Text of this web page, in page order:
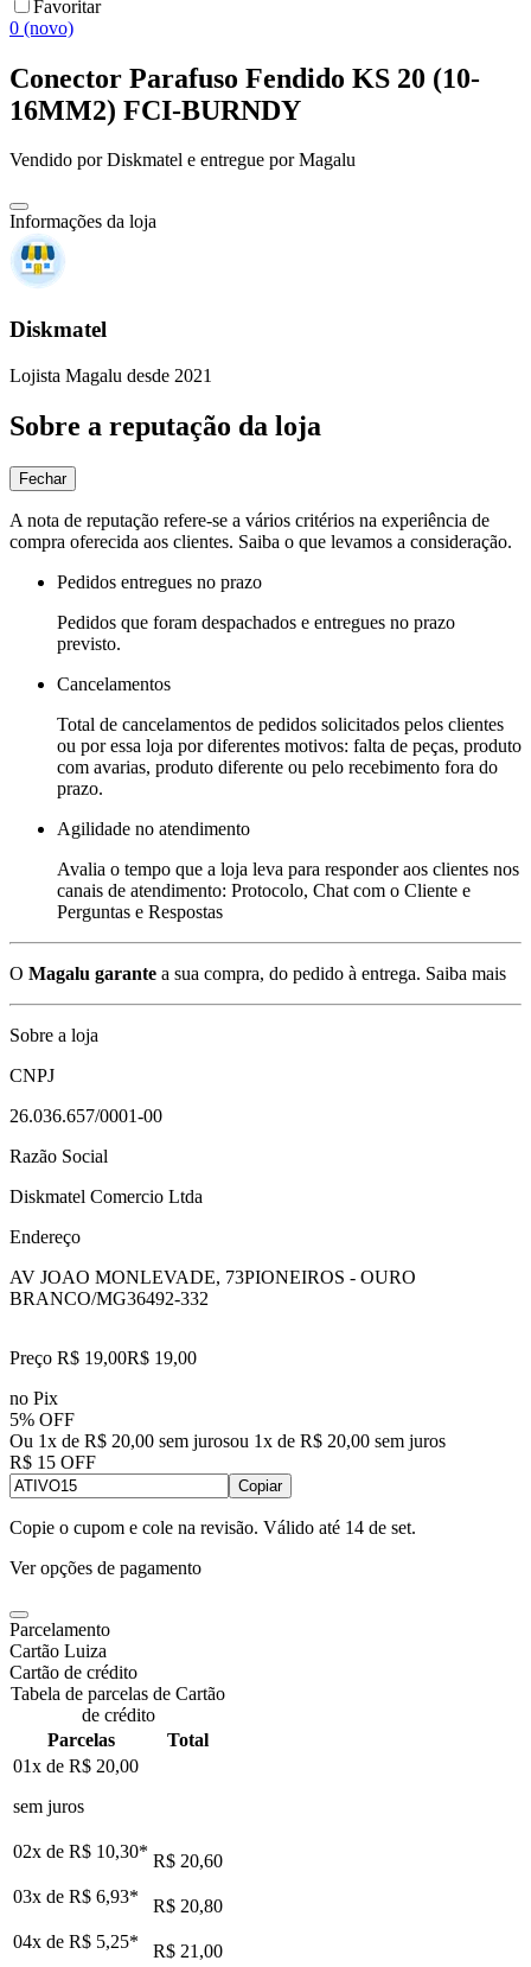
Favoritar
0 (novo)
Conector Parafuso Fendido KS 20 (10-
16MM2) FCI-BURNDY
Vendido porDiskmatel e entregue por Magalu
Informações da loja
Diskmatel
Lojista Magalu desde 2021
Sobre a reputação da loja
Fechar
A nota de reputação refere-se a vários critérios na experiência de
compra oferecida aos clientes. Saiba o que levamos a consideração.
Pedidos entregues no prazo
Pedidos que foram despachados e entregues no prazo
previsto.
Cancelamentos
Total de cancelamentos de pedidos solicitados pelos clientes
ou por essa loja por diferentes motivos: falta de peças, produto
com avarias, produto diferente ou pelo recebimento fora do
prazo.
Agilidade no atendimento
Avalia o tempo que a loja leva para responder aos clientes nos
canais de atendimento: Protocolo, Chat com o Cliente e
Perguntas e Respostas
O Magalu garante a sua compra, do pedido à entrega. Saiba mais
Sobre a loja
CNPJ
26.036.657/0001-00
Razão Social
Diskmatel Comercio Ltda
Endereço
AV JOAO MONLEVADE, 73PIONEIROS - OURO
BRANCO/MG36492-332
Preço R$ 19,00R$ 19,00
no Pix
5% OFF
Ou 1x de R$ 20,00 sem jurosou 1x de R$ 20,00 sem juros
R$ 15 OFF
Copiar
Copie o cupom e cole na revisão. Válido até 14 de set.
Ver opções de pagamento
Parcelamento
Cartão Luiza
Cartão de crédito
Tabela de parcelas de Cartão
de crédito
Parcelas
Total
01x de R$ 20,00
sem juros
02x de R$ 10,30* R$ 20,60
03x de R$ 6,93*
R$ 20,80
04x de R$ 5,25* R$ 21,00